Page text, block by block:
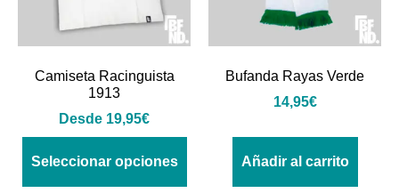
Camiseta Racinguista
1913
Desde 19,95€
Seleccionar opciones
Bufanda Rayas Verde
14,95€
Añadir al carrito